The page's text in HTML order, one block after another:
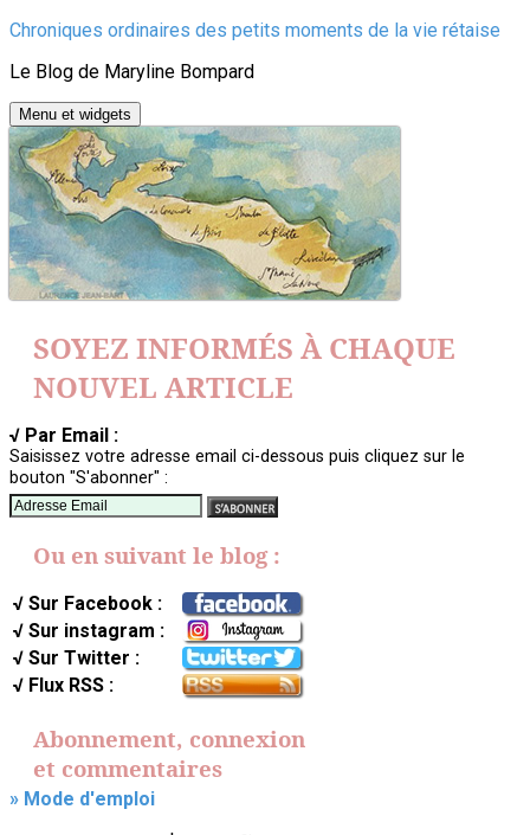
Aller
contenu
Chroniques ordinaires des petits moments de la vie rétaise
Le Blog de Maryline Bompard
Menu et widgets
SOYEZ INFORMÉS À CHAQUE
NOUVEL ARTICLE
√ Par Email :
Saisissez votre adresse email ci-dessous puis cliquez sur le
bouton "S'abonner" :
Ou en suivant le blog :
√ Sur Facebook :
√ Sur instagram :
√ Sur Twitter :
√ Flux RSS :
Abonnement, connexion
et commentaires
» Mode d'emploi